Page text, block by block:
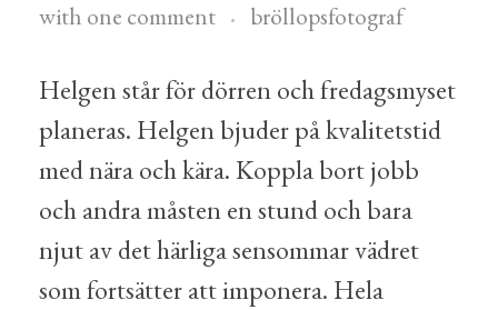
with one comment bröllopsfotograf
Helgen står för dörren och fredagsmyset
planeras. Helgen bjuder på kvalitetstid
med nära och kära. Koppla bort jobb
och andra måsten en stund och bara
njut av det härliga sensommar vädret
som fortsätter att imponera. Hela